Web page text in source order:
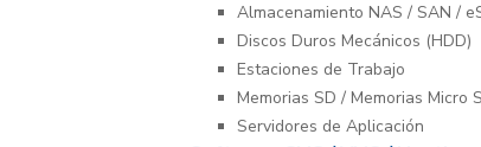
Almacenamiento NAS / SAN /
Discos Duros Mecánicos (HDD)
Estaciones de Trabajo
Memorias SD / Memorias Micro
Servidores de Aplicación